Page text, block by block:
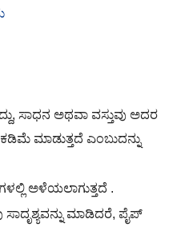
ಸಾಧನ ಅಥವಾ ವಸ್ತುವು ಅದರ
ಮಾಡುತ್ತದೆ ಎಂಬುದನ್ನು
ಅಳೆಯಲಾಗುತ್ತದೆ .
ಮಾಡಿದರೆ, ಪೈಪ್